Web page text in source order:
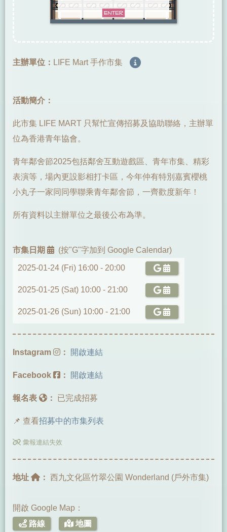
主辦單位： LIFE Mart 手作市集
活動簡介：
此市集 LIFE MART 只幫忙宣傳招募及協助聯絡，主辦單
位為香港青年協會。
青年鄰舍節2025包括鄰舍互動遊戲區、青年市集、精彩
表演等，場內更設影相打卡區，今年仲有特別嘉賓櫻桃
小丸子一家同同學聯乘青年鄰舍節，一齊歡度新年！
所有資料以主辦單位之最後公布為準。
市集日期 (按"G"字加到 Google Calendar)
2025-01-24 (Fri) 16:00 - 20:00
2025-01-25 (Sat) 10:00 - 21:00
2025-01-26 (Sun) 10:00 - 21:00
Instagram ： 開啟連結
Facebook ： 開啟連結
報名表 ： 已完成招募
📌 查看招募中的市集列表
彙報連結失效
地址 ： 西九文化區竹翠公園 Wonderland (戶外市集)
開啟 Google Map：
路線
地圖